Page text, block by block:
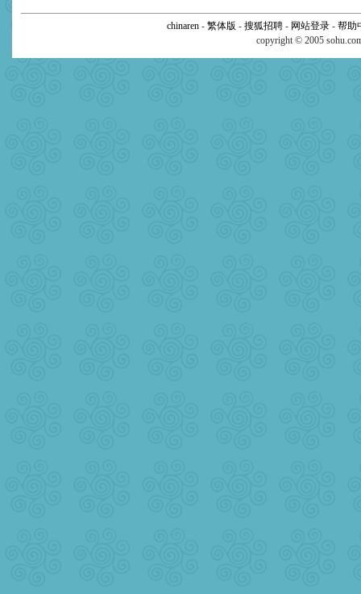
chinaren - 繁体版 - 搜狐招聘 - 网站登录 - 帮助
copyright © 2005